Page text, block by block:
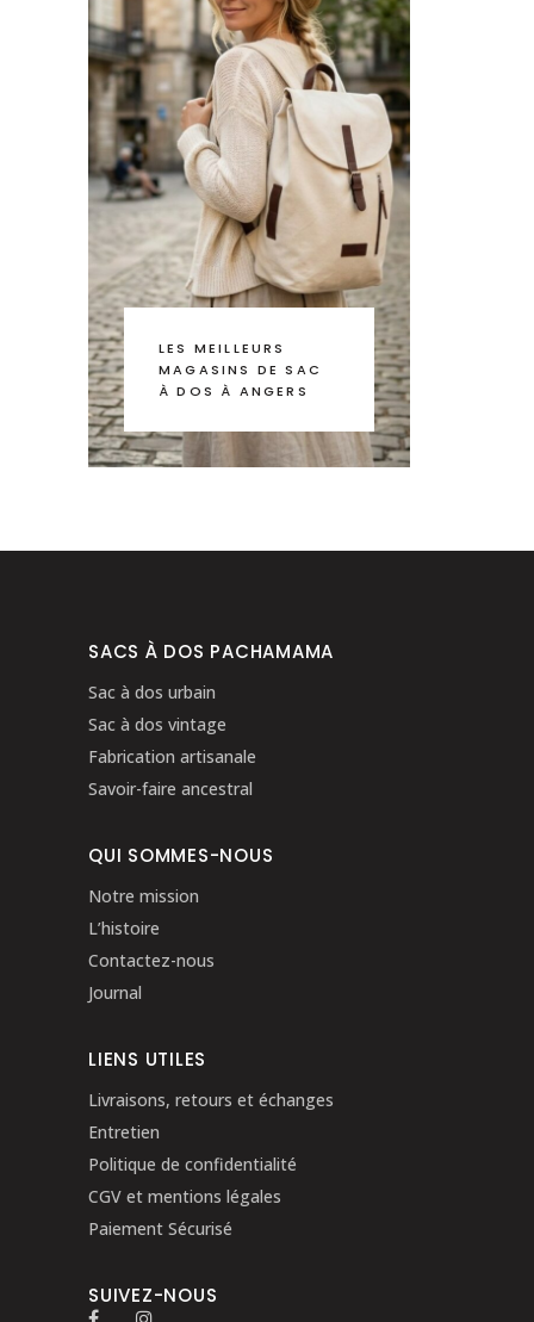
LES MEILLEURS
MAGASINS DE SAC
À DOS À ANGERS
SACS À DOS PACHAMAMA
Sac à dos urbain
Sac à dos vintage
Fabrication artisanale
Savoir-faire ancestral
QUI SOMMES-NOUS
Notre mission
L’histoire
Contactez-nous
Journal
LIENS UTILES
Livraisons, retours et échanges
Entretien
Politique de confidentialité
CGV et mentions légales
Paiement Sécurisé
SUIVEZ-NOUS